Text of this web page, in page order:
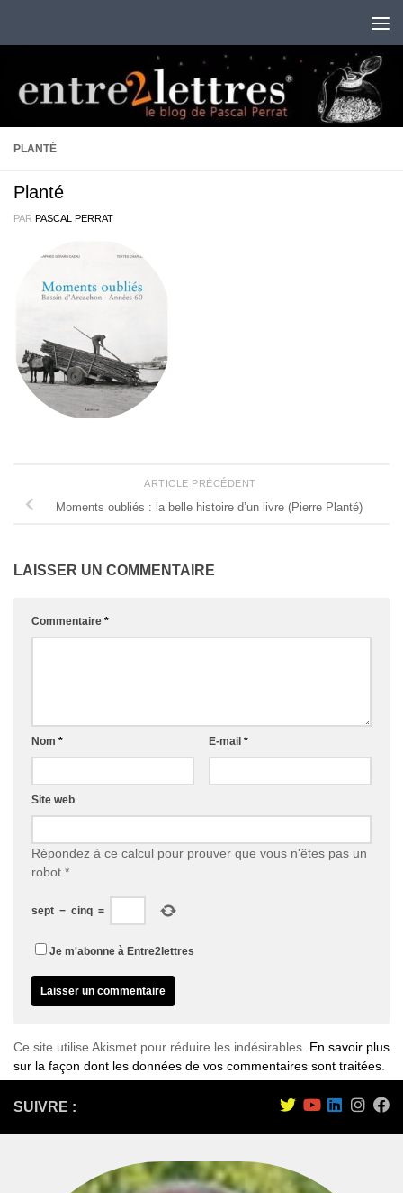
PLANTÉ
Planté
PAR PASCAL PERRAT
ARTICLE PRÉCÉDENT
Moments oubliés : la belle histoire d’un livre (Pierre Planté)
LAISSER UN COMMENTAIRE
Commentaire *
Nom * E-mail *
Site web
Répondez à ce calcul pour prouver que vous n'êtes pas un
robot *
sept − cinq =
Je m'abonne à Entre2lettres
Ce site utilise Akismet pour réduire les indésirables. En savoir plus
sur la façon dont les données de vos commentaires sont traitées
SUIVRE :